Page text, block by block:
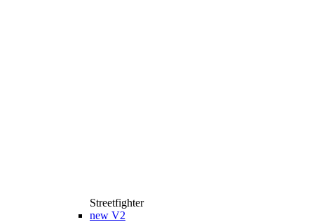
Streetfighter
new V2